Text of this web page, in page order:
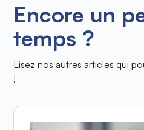
Encore un
temps ?
Lisez nos autres articles qui
!